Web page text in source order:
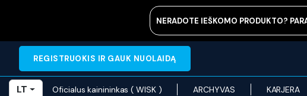
NERADOTE IEŠKOMO PRODUKTO?
REGISTRUOKIS IR GAUK NUOLAIDĄ
LT Oficialus kainininkas ( WISK ) ARCHYVAS KARJERA